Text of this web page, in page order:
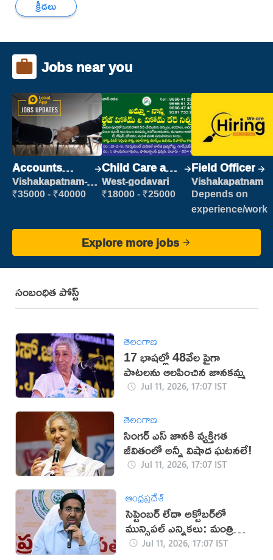
క్రీడలు
Jobs near you
Accounts
Clerk
Vishakapatnam-
new
₹35000 - ₹40000
Child Care and
Patient care
West-godavari
₹18000 - ₹25000
Field Officer
Vishakapatnam
Depends on
experience/work
Explore more jobs
సంబంధిత పోస్ట్
తెలంగాణ
17 భాషల్లో 48వేల పైగా
పాటలను ఆలపించిన జానకమ్మ
Jul 11, 2026, 17:07 IST
తెలంగాణ
సింగర్ ఎస్ జానకి వ్యక్తిగత
జీవితంలో అన్నీ విషాద ఘటనలే!
Jul 11, 2026, 17:07 IST
ఆంధ్రప్రదేశ్
సెప్టెంబర్ లేదా అక్టోబర్‌లో
మున్సిపల్ ఎన్నికలు: మంత్రి
నారాయణ
Jul 11, 2026, 17:07 IST